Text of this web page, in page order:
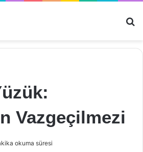
Vazgeçilmezi
okuma süresi